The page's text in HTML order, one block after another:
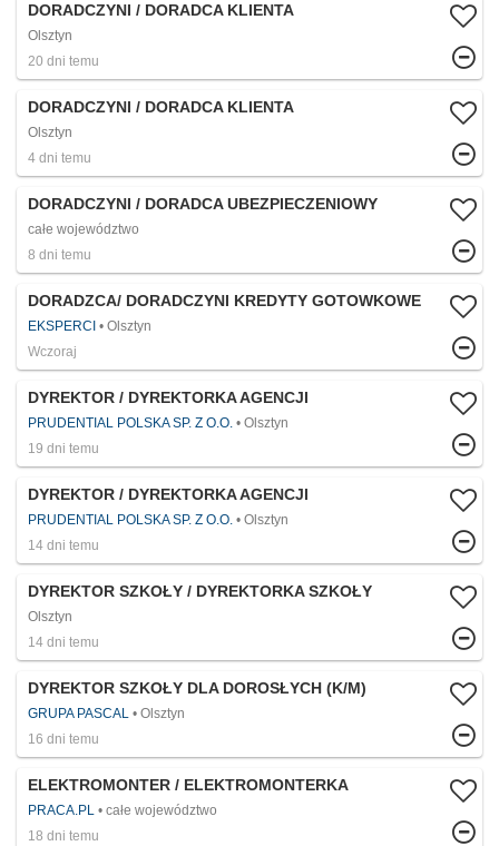
DORADCZYNI / DORADCA KLIENTA
Olsztyn
20 dni temu
DORADCZYNI / DORADCA KLIENTA
Olsztyn
4 dni temu
DORADCZYNI / DORADCA UBEZPIECZENIOWY
całe województwo
8 dni temu
DORADZCA/ DORADCZYNI KREDYTY GOTOWKOWE
EKSPERCI
Olsztyn
Wczoraj
DYREKTOR / DYREKTORKA AGENCJI
PRUDENTIAL POLSKA SP. Z O.O.
Olsztyn
19 dni temu
DYREKTOR / DYREKTORKA AGENCJI
PRUDENTIAL POLSKA SP. Z O.O.
Olsztyn
14 dni temu
DYREKTOR SZKOŁY / DYREKTORKA SZKOŁY
Olsztyn
14 dni temu
DYREKTOR SZKOŁY DLA DOROSŁYCH (K/M)
GRUPA PASCAL
Olsztyn
16 dni temu
ELEKTROMONTER / ELEKTROMONTERKA
PRACA.PL
całe województwo
18 dni temu